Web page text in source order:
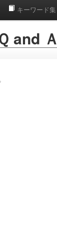
キーワード集
and Ａ